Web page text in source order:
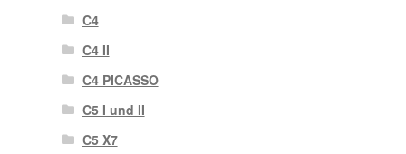
C4
C4 II
C4 PICASSO
C5 I und II
C5 X7